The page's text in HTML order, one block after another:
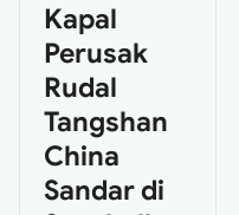
Kapal
Perusak
Rudal
Tangshan
China
Sandar di